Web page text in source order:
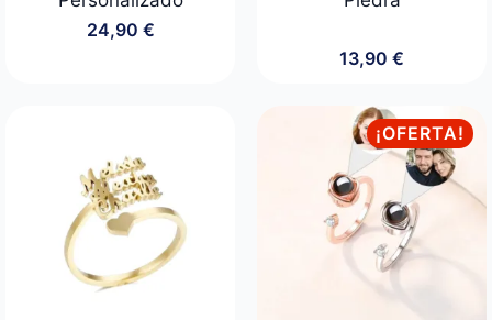
24,90 €
13,90 €
¡OFERTA!